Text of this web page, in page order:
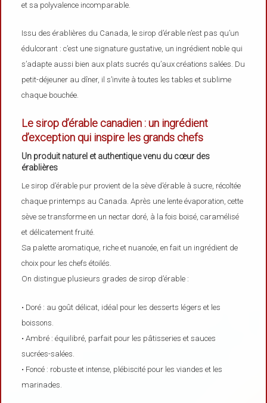
et sa polyvalence incomparable.
Issu des érablières du Canada, le sirop d’érable n’est pas qu’un
édulcorant : c’est une signature gustative, un ingrédient noble qui
s’adapte aussi bien aux plats sucrés qu’aux créations salées. Du
petit-déjeuner au dîner, il s’invite à toutes les tables et sublime
chaque bouchée.
Le sirop d’érable canadien : un ingrédient
d’exception qui inspire les grands chefs
Un produit naturel et authentique venu du cœur des
érablières
Le sirop d’érable pur provient de la sève d’érable à sucre, récoltée
chaque printemps au Canada. Après une lente évaporation, cette
sève se transforme en un nectar doré, à la fois boisé, caramélisé
et délicatement fruité.
Sa palette aromatique, riche et nuancée, en fait un ingrédient de
choix pour les chefs étoilés.
On distingue plusieurs grades de sirop d’érable :
• Doré : au goût délicat, idéal pour les desserts légers et les
boissons.
• Ambré : équilibré, parfait pour les pâtisseries et sauces
sucrées-salées.
• Foncé : robuste et intense, plébiscité pour les viandes et les
marinades.